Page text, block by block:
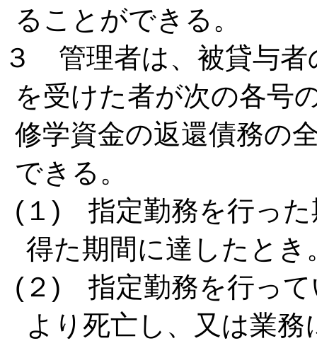
ることができる。
３ 管理者は、被貸与者
を受けた者が次の各号
修学資金の返還債務の
できる。
(１) 指定勤務を行った
得た期間に達したとき
(２) 指定勤務を行って
より死亡し、又は業